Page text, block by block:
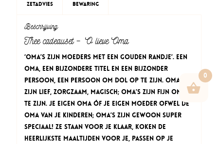
Zetadvies Bewaring
Beschrijving
Thee cadeauset – O lieve Oma
‘Oma’s zijn moeders met een gouden randje’. Een
oma, een bijzondere titel en een bijzonder
persoon, een persoon om dol op te zijn. Oma’s
zijn lief, zorgzaam, magisch; oma’s zijn fijn om bij
te zijn. Je eigen oma óf je eigen moeder ofwel de
oma van je kinderen; oma’s zijn gewoon super
speciaal! Ze staan voor je klaar, koken de
heerlijkste maaltijden voor je, passen op je
0